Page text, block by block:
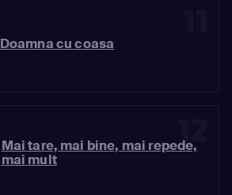
Doamna cu coasa
12
Mai tare, mai bine, mai repede,
mai mult